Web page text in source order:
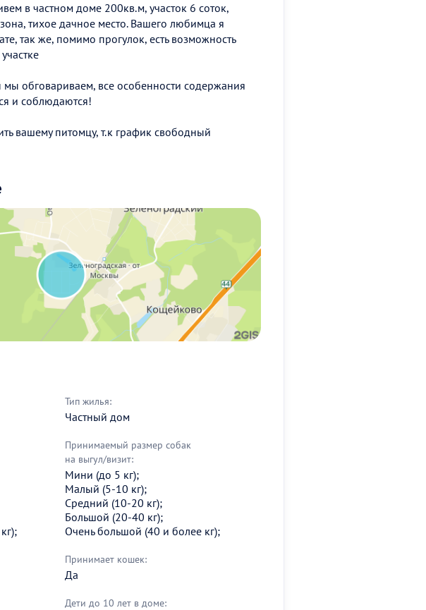
в частном доме 200кв.м, участок 6 соток,
тихое дачное место. Вашего любимца я
так же, помимо прогулок, есть возможность
обговариваем, все особенности содержания
и соблюдаются!
вашему питомцу, т.к график свободный
Тип жилья:
Частный дом
Принимаемый размер собак
на выгул/визит:
Мини (до 5 кг);
Малый (5-10 кг);
Средний (10-20 кг);
Большой (20-40 кг);
Очень большой (40 и более кг);
Принимает кошек:
Да
Дети до 10 лет в доме: